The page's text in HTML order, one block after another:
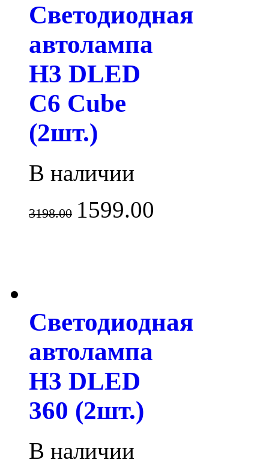
Светодиодная
автолампа
H3 DLED
С6 Cube
(2шт.)
В наличии
3198.00 1599.00
Светодиодная
автолампа
H3 DLED
360 (2шт.)
В наличии